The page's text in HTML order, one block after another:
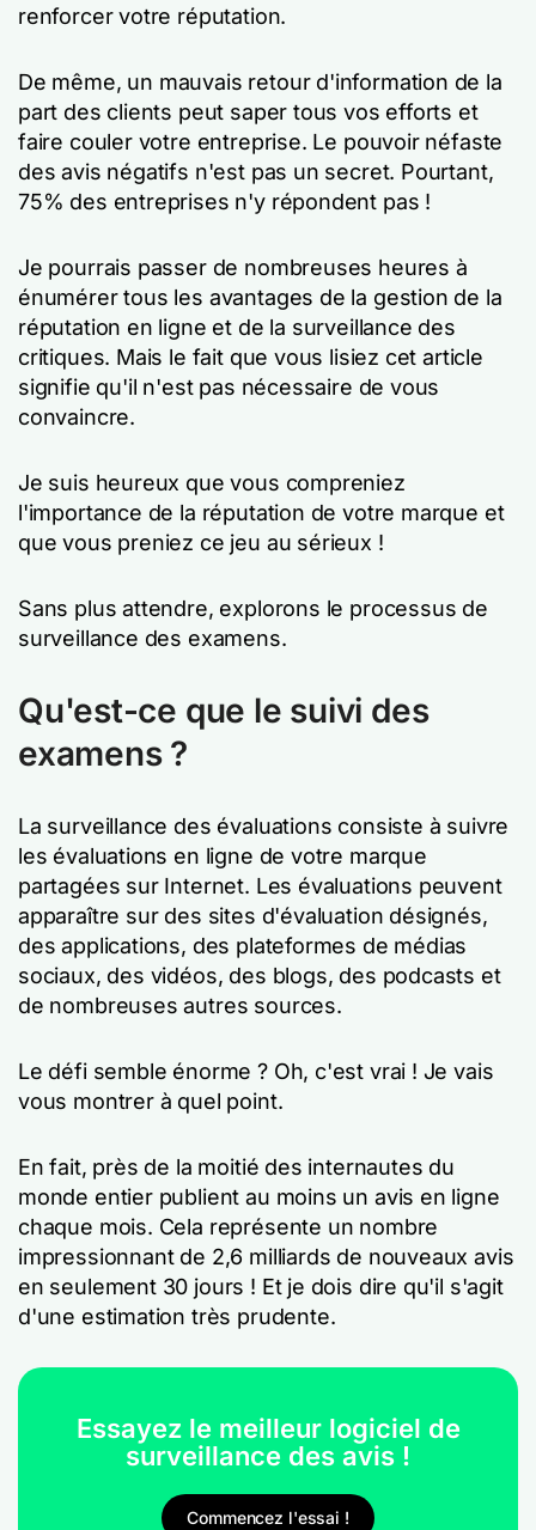
renforcer votre réputation.
De même, un mauvais retour d'information de la
part des clients peut saper tous vos efforts et
faire couler votre entreprise. Le pouvoir néfaste
des avis négatifs n'est pas un secret. Pourtant,
75% des entreprises n'y répondent pas !
Je pourrais passer de nombreuses heures à
énumérer tous les avantages de la gestion de la
réputation en ligne et de la surveillance des
critiques. Mais le fait que vous lisiez cet article
signifie qu'il n'est pas nécessaire de vous
convaincre.
Je suis heureux que vous compreniez
l'importance de la réputation de votre marque et
que vous preniez ce jeu au sérieux !
Sans plus attendre, explorons le processus de
surveillance des examens.
Qu'est-ce que le suivi des
examens ?
La surveillance des évaluations consiste à suivre
les évaluations en ligne de votre marque
partagées sur Internet. Les évaluations peuvent
apparaître sur des sites d'évaluation désignés,
des applications, des plateformes de médias
sociaux, des vidéos, des blogs, des podcasts et
de nombreuses autres sources.
Le défi semble énorme ? Oh, c'est vrai ! Je vais
vous montrer à quel point.
En fait, près de la moitié des internautes du
monde entier publient au moins un avis en ligne
chaque mois. Cela représente un nombre
impressionnant de 2,6 milliards de nouveaux avis
en seulement 30 jours ! Et je dois dire qu'il s'agit
d'une estimation très prudente.
Essayez le meilleur logiciel de
surveillance des avis !
Commencez l'essai !